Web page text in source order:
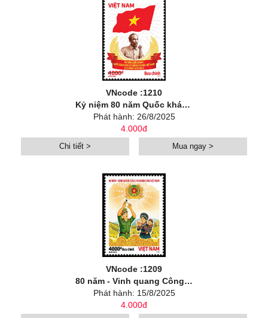
VNcode :1210
Kỷ niệm 80 năm Quốc khánh nước Cộng hòa xã hội chủ nghĩa Việt Nam (02/9/1945 - 02/9/2025)”
Phát hành: 26/8/2025
4.000đ
Chi tiết > Mua ngay >
VNcode :1209
80 năm - Vinh quang Công an nhân dân Việt Nam (1945-2025)
Phát hành: 15/8/2025
4.000đ